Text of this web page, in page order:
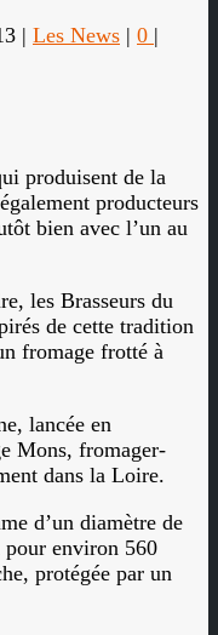
| Les News | 0 |
produisent de la
producteurs
bien avec l’un au
les Brasseurs du
de cette tradition
fromage frotté à
lancée en
Mons, fromager-
dans la Loire.
d’un diamètre de
pour environ 560
protégée par un